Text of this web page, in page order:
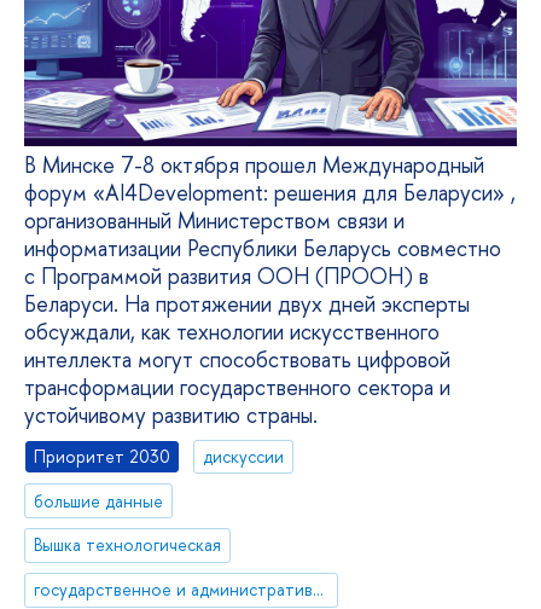
В Минске 7-8 октября прошел Международный
форум «AI4Development: решения для Беларуси» ,
организованный Министерством связи и
информатизации Республики Беларусь совместно
с Программой развития ООН (ПРООН) в
Беларуси. На протяжении двух дней эксперты
обсуждали, как технологии искусственного
интеллекта могут способствовать цифровой
трансформации государственного сектора и
устойчивому развитию страны.
Приоритет 2030
дискуссии
большие данные
Вышка технологическая
государственное и административное управление